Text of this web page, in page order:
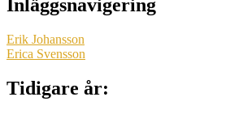
Inläggsnavigering
Erik Johansson
Erica Svensson
Tidigare år: